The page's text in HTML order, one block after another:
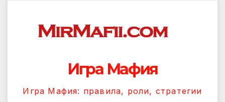
содержанию
Игра Мафия
Игра Мафия: правила, роли, стратегии